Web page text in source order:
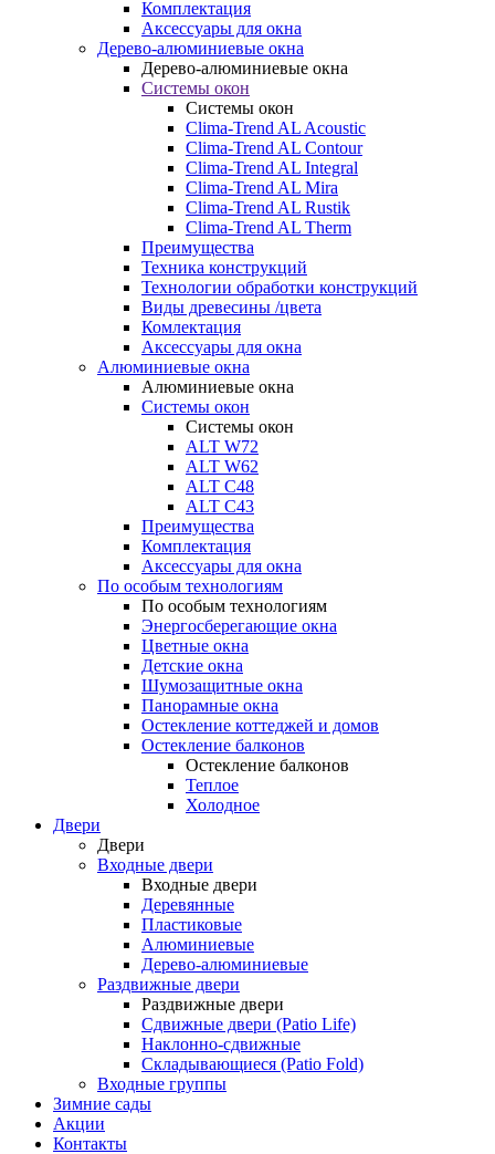
Комплектация
Аксессуары для окна
Дерево-алюминиевые окна
Дерево-алюминиевые окна
Системы окон
Системы окон
Clima-Trend AL Acoustic
Clima-Trend AL Contour
Clima-Trend AL Integral
Clima-Trend AL Mira
Clima-Trend AL Rustik
Clima-Trend AL Therm
Преимущества
Техника конструкций
Технологии обработки конструкций
Виды древесины /цвета
Комлектация
Аксессуары для окна
Алюминиевые окна
Алюминиевые окна
Системы окон
Системы окон
ALT W72
ALT W62
ALT С48
ALT С43
Преимущества
Комплектация
Аксессуары для окна
По особым технологиям
По особым технологиям
Энергосберегающие окна
Цветные окна
Детские окна
Шумозащитные окна
Панорамные окна
Остекление коттеджей и домов
Остекление балконов
Остекление балконов
Теплое
Холодное
Двери
Двери
Входные двери
Входные двери
Деревянные
Пластиковые
Алюминиевые
Дерево-алюминиевые
Раздвижные двери
Раздвижные двери
Сдвижные двери (Patio Life)
Наклонно-сдвижные
Складывающиеся (Patio Fold)
Входные группы
Зимние сады
Акции
Контакты